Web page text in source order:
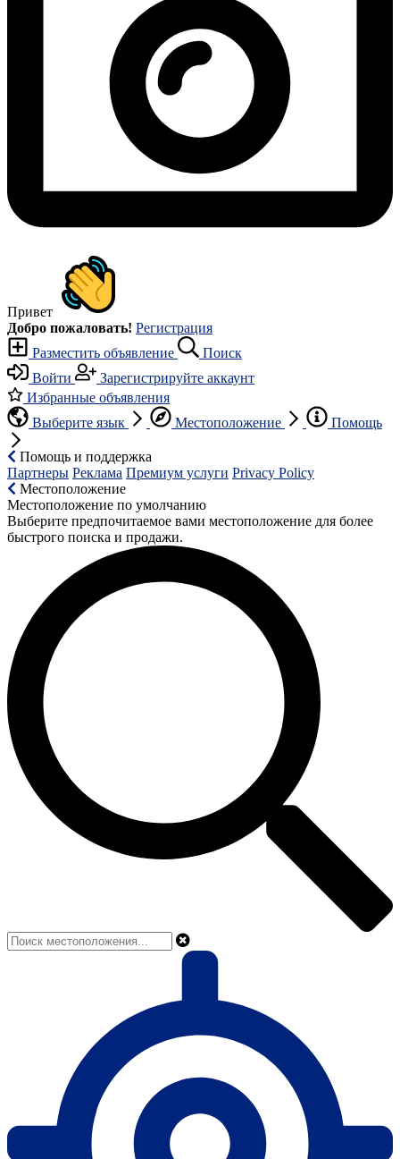
Привет
Добро пожаловать! Регистрация
Разместить объявление
Поиск
Войти
Зарегистрируйте аккаунт
Избранные объявления
Выберите язык
Местоположение Помощь
Помощь и поддержка
Партнеры Реклама Премиум услуги Privacy Policy
Местоположение
Местоположение по умолчанию
Выберите предпочитаемое вами местоположение для более
быстрого поиска и продажи.